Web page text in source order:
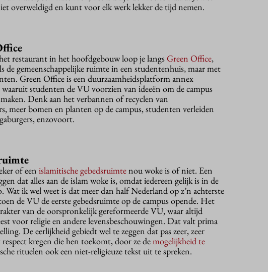
overweldigd en kunt voor elk werk lekker de tijd nemen.
restaurant in het hoofdgebouw loop je langsGreen Office,
de gemeenschappelijke ruimte in een studentenhuis, maar met
Green Office is een duurzaamheidsplatform annex
studenten de VU voorzien van ideeën om de campus
Denk aan het verbannen of recyclen van
meer bomen en planten op de campus, studenten verleiden
enzovoort.
of een islamitische gebedsruimte nou woke is of niet. Een
dat alles aan de islam woke is, omdat iedereen gelijk is in de
Wat ik wel weet is dat meer dan half Nederland op z’n achterste
de VU de eerste gebedsruimte op de campus opende. Het
van de oorspronkelijk gereformeerde VU, waar altijd
voor religie en andere levensbeschouwingen. Dat valt prima
De eerlijkheid gebiedt wel te zeggen dat pas zeer, zeer
kregen die hen toekomt, door ze de mogelijkheid te
rituelen ook een niet-religieuze tekst uit te spreken.